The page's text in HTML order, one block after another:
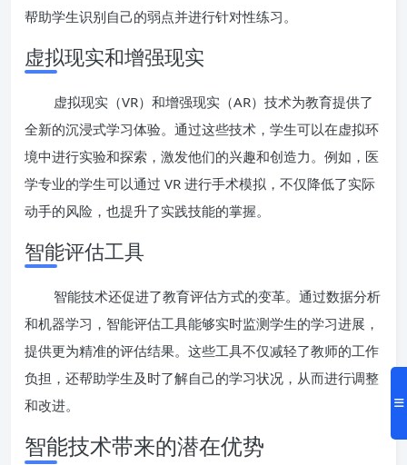
帮助学生识别自己的弱点并进行针对性练习。
虚拟现实和增强现实
虚拟现实（VR）和增强现实（AR）技术为教育提供了
全新的沉浸式学习体验。通过这些技术，学生可以在虚拟环
境中进行实验和探索，激发他们的兴趣和创造力。例如，医
学专业的学生可以通过 VR 进行手术模拟，不仅降低了实际
动手的风险，也提升了实践技能的掌握。
智能评估工具
智能技术还促进了教育评估方式的变革。通过数据分析
和机器学习，智能评估工具能够实时监测学生的学习进展，
提供更为精准的评估结果。这些工具不仅减轻了教师的工作
负担，还帮助学生及时了解自己的学习状况，从而进行调整
和改进。
智能技术带来的潜在优势